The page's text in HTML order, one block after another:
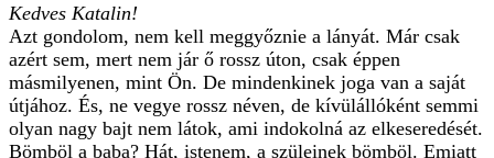
Kedves Katalin!
Azt gondolom, nem kell meggyőznie a lányát. Már csak
azért sem, mert nem jár ő rossz úton, csak éppen
másmilyenen, mint Ön. De mindenkinek joga van a saját
útjához. És, ne vegye rossz néven, de kívülállóként semmi
olyan nagy bajt nem látok, ami indokolná az elkeseredését.
Bömböl a baba? Hát, istenem, a szüleinek bömböl. Emiatt